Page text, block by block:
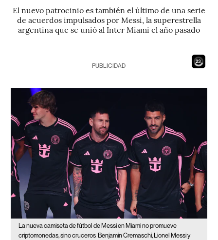
El nuevo patrocinio es también el último de una serie
de acuerdos impulsados por Messi, la superestrella
argentina que se unió al Inter Miami el año pasado
21
PUBLICIDAD
La nueva camiseta de fútbol de Messi en Miami no promueve
criptomonedas, sino cruceros Benjamin Cremaschi, Lionel Messi y